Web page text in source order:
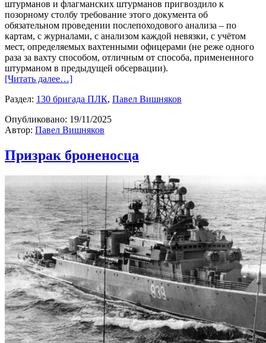
штурманов и флагманских штурманов пригвоздило к
позорному столбу требование этого документа об
обязательном проведении послепоходового анализа – по
картам, с журналами, с анализом каждой невязки, с учётом
мест, определяемых вахтенными офицерами (не реже одного
раза за вахту способом, отличным от способа, примененного
штурманом в предыдущей обсервации).
[Читать далее…]
Раздел: 130 бригада ПЛК, Павел Вишняков
Опубликовано: 19/11/2025
Автор: Павел Вишняков
Призрак броненосца